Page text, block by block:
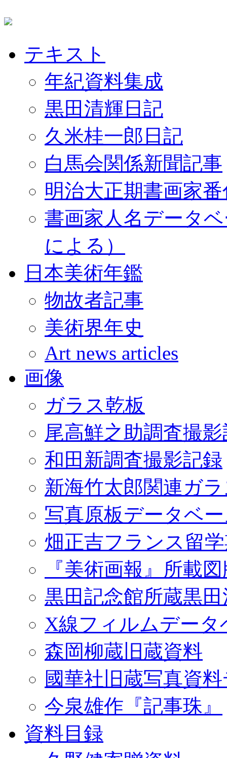
テキスト
年紀資料集成
黒田清輝日記
久米桂一郎日記
白馬会関係新聞記事
明治大正期書画家
書画家人名データ
による）
日本美術年鑑
物故者記事
美術界年史
Art news articles
画像
ガラス乾板
尾高鮮之助調査撮
和田新調査撮影記録
新海竹太郎関連ガ
写真原板データベ
畑正吉フランス留
『美術画報』所載
黒田記念館所蔵黒
X線フィルムデータ
森岡柳蔵旧蔵資料
國華社旧蔵写真資
今泉雄作『記事珠』
資料目録